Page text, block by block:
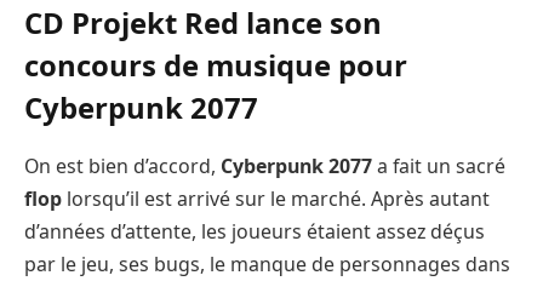
CD Projekt Red lance son
concours de musique pour
Cyberpunk 2077
On est bien d’accord, Cyberpunk 2077a fait un sacré
flop lorsqu’il est arrivé sur le marché. Après autant
d’années d’attente, les joueurs étaient assez déçus
par le jeu, ses bugs, le manque de personnages dans